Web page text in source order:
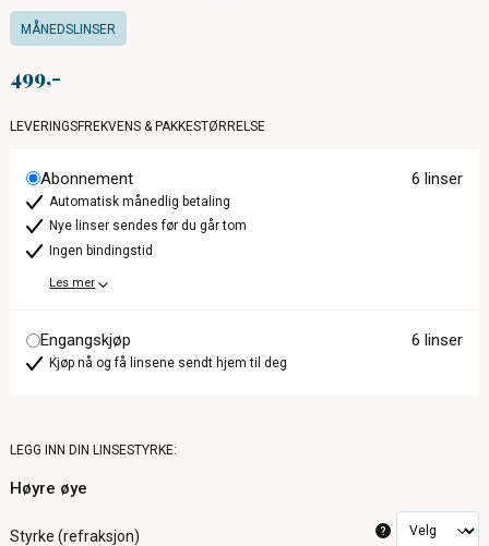
MÅNEDSLINSER
499
LEVERINGSFREKVENS & PAKKESTØRRELSE
Abonnement 6 linser
Automatisk månedlig betaling
Nye linser sendes før du går tom
Ingen bindingstid
Les mer
Engangskjøp 6 linser
Kjøp nå og få linsene sendt hjem til deg
LEGG INN DIN LINSESTYRKE:
Høyre øye
Styrke (refraksjon) ?